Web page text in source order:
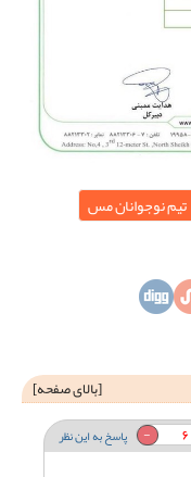
تیم نوجوانان مس
[بالای صفحه]
پاسخ به این نظر 6